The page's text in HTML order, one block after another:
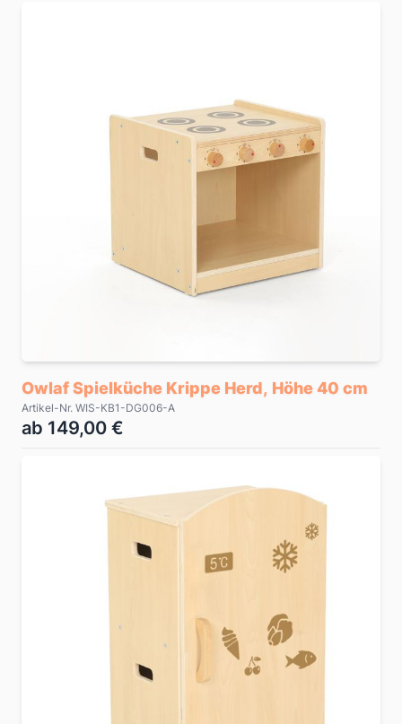
Owlaf Spielküche Krippe Herd, Höhe 40 cm
Artikel-Nr. WIS-KB1-DG006-A
ab 149,00 €